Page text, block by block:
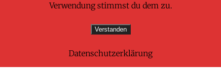
Verwendung stimmst du dem zu.
Verstanden
Datenschutzerklärung